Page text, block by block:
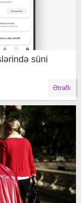
süni
Ətraflı